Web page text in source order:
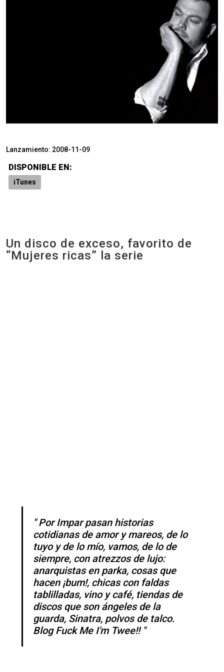
Lanzamiento: 2008-11-09
DISPONIBLE EN:
iTunes
Un disco de exceso, favorito de
“Mujeres ricas” la serie
Por Impar pasan historias
cotidianas de amor y mareos, de lo
tuyo y de lo mío, vamos, de lo de
siempre, con atrezzos de lujo:
anarquistas en parka, cosas que
hacen ¡bum!, chicas con faldas
tablilladas, vino y café, tiendas de
discos que son ángeles de la
guarda, Sinatra, polvos de talco.
Blog Fuck Me I'm Twee!!